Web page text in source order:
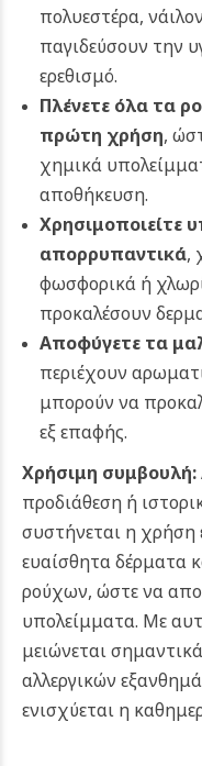
πολυεστέρα,
παγιδεύσουν την
ερεθισμό.
Πλένετε όλα τα
πρώτη χρήση,
χημικά
αποθήκευση.
Χρησιμοποιείτε
απορρυπαντικά,
φωσφορικά ή
προκαλέσουν
Αποφύγετε τα
περιέχουν
μπορούν να
εξ επαφής.
Χρήσιμη συμβουλή:
προδιάθεση ή
συστήνεται η χρήση
ευαίσθητα δέρματα
ρούχων, ώστε να
υπολείμματα. Με
μειώνεται
αλλεργικών
ενισχύεται η